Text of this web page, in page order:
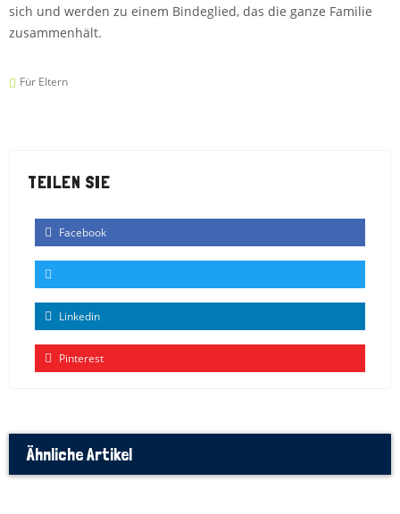
sich und werden zu einem Bindeglied, das die ganze Familie
zusammenhält.
Für Eltern
TEILEN SIE
Facebook
Linkedin
Pinterest
Ähnliche Artikel